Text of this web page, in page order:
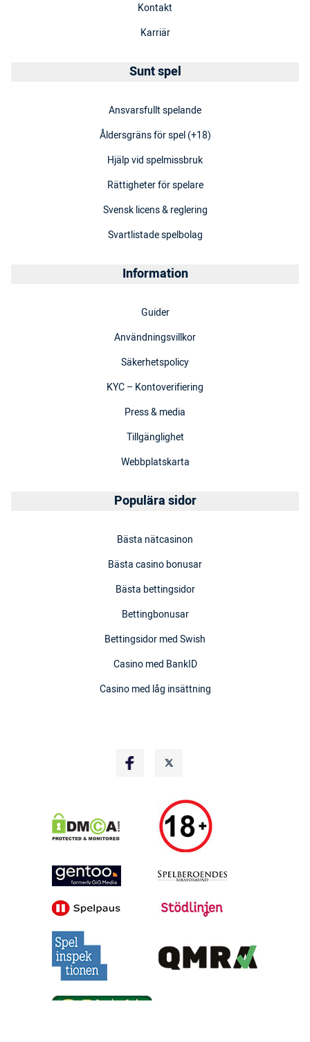
Kontakt
Karriär
Sunt spel
Ansvarsfullt spelande
Åldersgräns för spel (+18)
Hjälp vid spelmissbruk
Rättigheter för spelare
Svensk licens & reglering
Svartlistade spelbolag
Information
Guider
Användningsvillkor
Säkerhetspolicy
KYC – Kontoverifiering
Press & media
Tillgänglighet
Webbplatskarta
Populära sidor
Bästa nätcasinon
Bästa casino bonusar
Bästa bettingsidor
Bettingbonusar
Bettingsidor med Swish
Casino med BankID
Casino med låg insättning